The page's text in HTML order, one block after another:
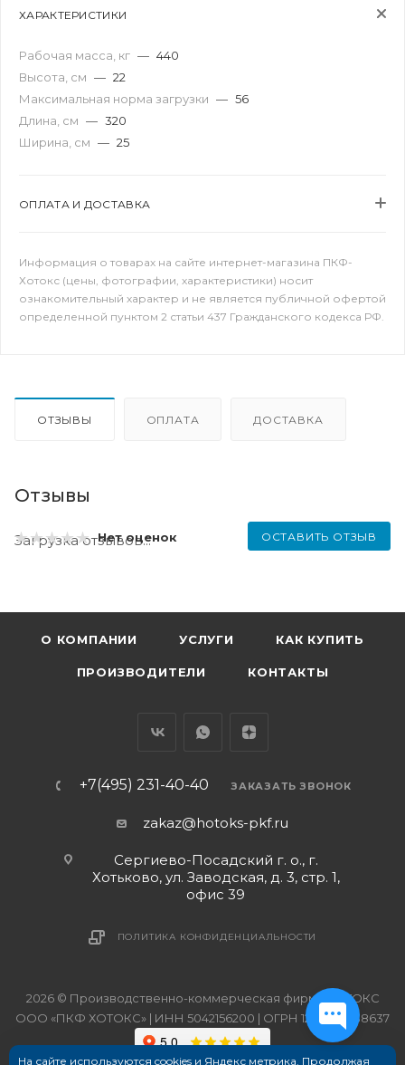
ХАРАКТЕРИСТИКИ
Рабочая масса, кг — 440
Высота, см — 22
Максимальная норма загрузки — 56
Длина, см — 320
Ширина, см — 25
ОПЛАТА И ДОСТАВКА
Информация о товарах на сайте интернет-магазина ПКФ-
Хотокс (цены, фотографии, характеристики) носит
ознакомительный характер и не является публичной офертой
определенной пунктом 2 статьи 437 Гражданского кодекса РФ.
ОТЗЫВЫ ОПЛАТА ДОСТАВКА
Отзывы
Нет оценок ОСТАВИТЬ ОТЗЫВ
Загрузка отзывов...
О КОМПАНИИ УСЛУГИ КАК КУПИТЬ
ПРОИЗВОДИТЕЛИ КОНТАКТЫ
+7(495) 231-40-40 ЗАКАЗАТЬ ЗВОНОК
zakaz@hotoks-pkf.ru
Сергиево-Посадский г. о., г.
Хотьково, ул. Заводская, д. 3, стр. 1,
офис 39
ПОЛИТИКА КОНФИДЕНЦИАЛЬНОСТИ
2026 © Производственно-коммерческая фирма ХОТОКС
ООО «ПКФ ХОТОКС» | ИНН 5042156200 | ОГРН 1215000038637
На сайте используются cookies и Яндекс метрика. Продолжая